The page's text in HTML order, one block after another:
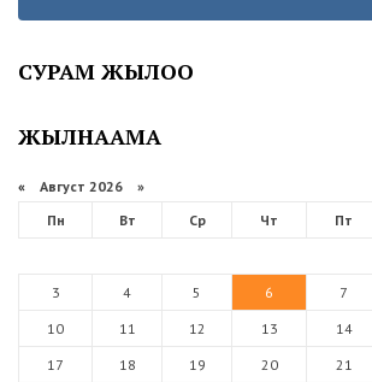
СУРАМ ЖЫЛОО
ЖЫЛНААМА
« Август 2026 »
Пн
Вт Ср Чт Пт
3
4 5 6 7
10
11 12 13 14
17
18 19 20 21